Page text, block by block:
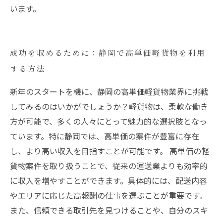
います。
成功を収めるために：静岡で高単価軽貨物を利用
する方法
新年のスタートを機に、静岡の高単価軽貨物業界に挑戦
してみるのはいかがでしょうか？軽貨物は、柔軟な働き
方が可能で、多くの人々にとって魅力的な選択肢となっ
ています。特に静岡では、高単価の案件が豊富に存在
し、より高い収入を目指すことが可能です。 高単価の軽
貨物案件を取り扱うことで、従来の運送業よりも効率的
に収入を増やすことができます。具体的には、配送内容
やエリアに応じた高報酬の仕事を選ぶことが重要です。
また、信頼できる取引先を見つけることや、自分のスキ